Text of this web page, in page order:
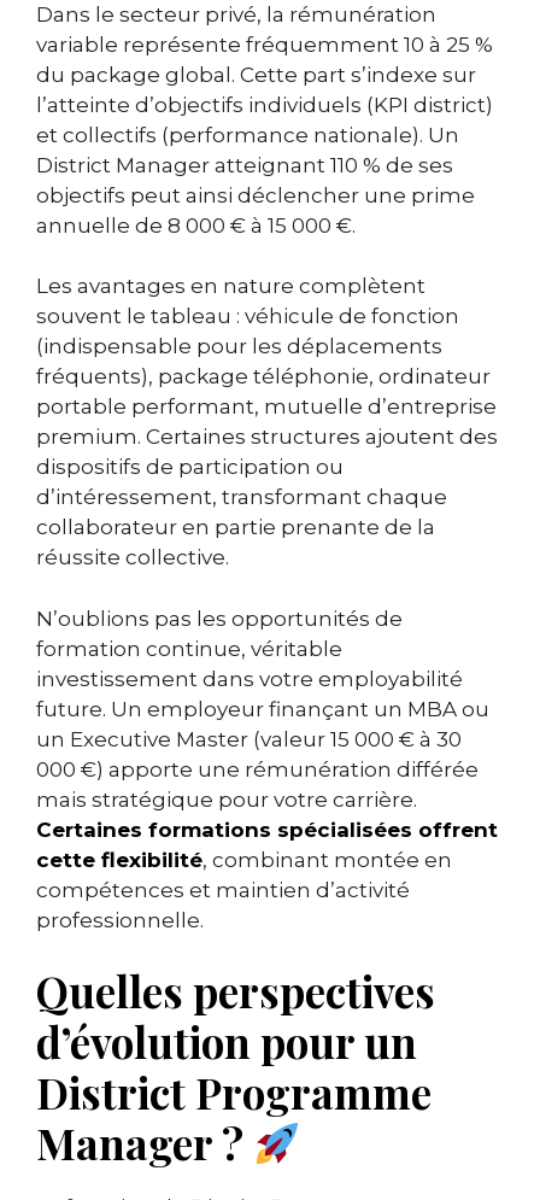
Dans le secteur privé, la rémunération
variable représente fréquemment 10 à 25 %
du package global. Cette part s’indexe sur
l’atteinte d’objectifs individuels (KPI district)
et collectifs (performance nationale). Un
District Manager atteignant 110 % de ses
objectifs peut ainsi déclencher une prime
annuelle de 8 000 € à 15 000 €.
Les avantages en nature complètent
souvent le tableau : véhicule de fonction
(indispensable pour les déplacements
fréquents), package téléphonie, ordinateur
portable performant, mutuelle d’entreprise
premium. Certaines structures ajoutent des
dispositifs de participation ou
d’intéressement, transformant chaque
collaborateur en partie prenante de la
réussite collective.
N’oublions pas les opportunités de
formation continue, véritable
investissement dans votre employabilité
future. Un employeur finançant un MBA ou
un Executive Master (valeur 15 000 € à 30
000 €) apporte une rémunération différée
mais stratégique pour votre carrière.
Certaines formations spécialisées offrent
cette flexibilité, combinant montée en
compétences et maintien d’activité
professionnelle.
Quelles perspectives
d’évolution pour un
District Programme
Manager ?